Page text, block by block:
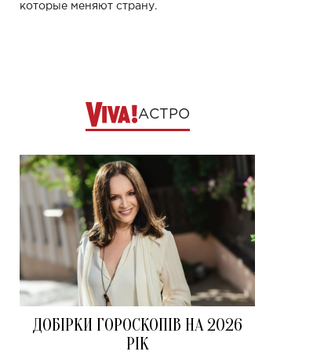
которые меняют страну.
АСТРО
ДОБІРКИ ГОРОСКОПІВ НА 2026
РІК